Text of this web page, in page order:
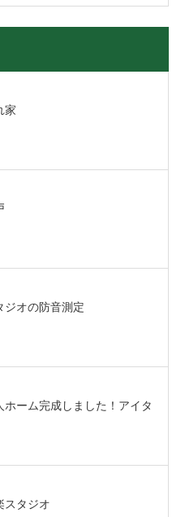
家
ジオの防音測定
ホーム完成しました！アイタ
スタジオ